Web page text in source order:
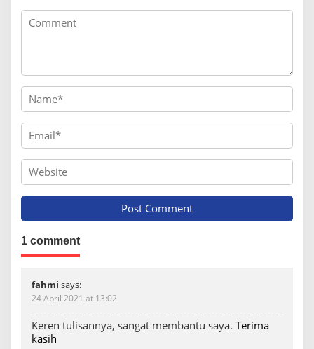
1 comment
fahmi says:
24 April 2021 at 13:02
Keren tulisannya, sangat membantu saya. Terima
kasih